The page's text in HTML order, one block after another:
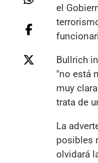
el
Bullrich
"no está
muy
trata de
La
posibles
olvidará